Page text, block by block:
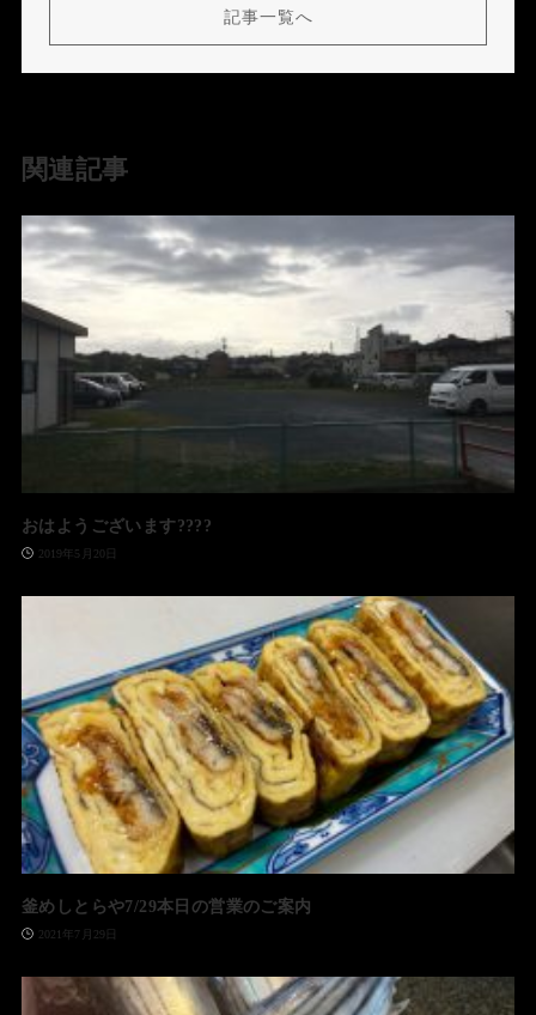
記事一覧へ
関連記事
おはようございます????
2019年5月20日
釜めしとらや7/29本日の営業のご案内
2021年7月29日